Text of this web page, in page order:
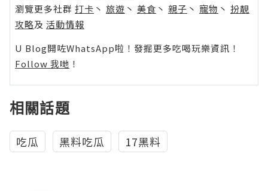
瀏覽更多社群 打卡 丶 旅遊 丶 美食 丶 親子 丶 寵物 丶 扮靚
攻略及 活動情報
U Blog開咗WhatsApp啦！發掘更多吃喝玩樂資訊！
Follow 我哋 ！
相關話題
吃瓜 黑料吃瓜 17黑料